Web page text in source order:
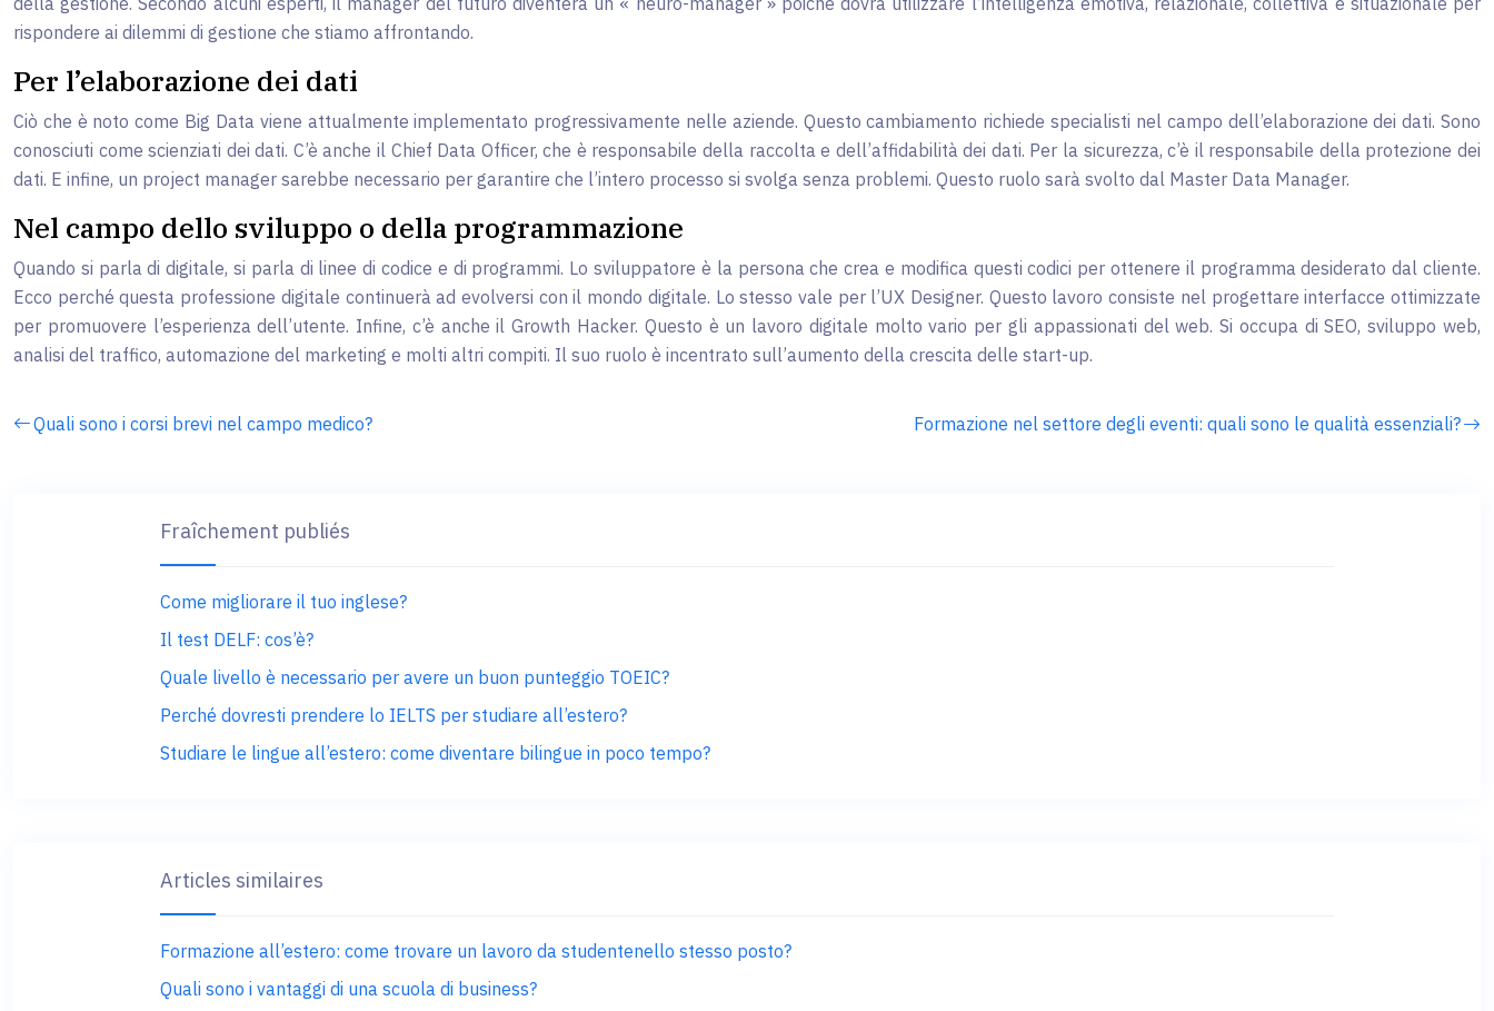
rispondere ai dilemmi di gestione che stiamo affrontando.
Per l’elaborazione dei dati
Ciò che è noto come Big Data viene attualmente implementato progressivamente nelle aziende. Questo cambiamento richiede specialisti nel campo dell’elaborazione dei dati. Sono
conosciuti come scienziati dei dati. C’è anche il Chief Data Officer, che è responsabile della raccolta e dell’affidabilità dei dati. Per la sicurezza, c’è il responsabile della protezione dei
dati. E infine, un project manager sarebbe necessario per garantire che l’intero processo si svolga senza problemi. Questo ruolo sarà svolto dal Master Data Manager.
Nel campo dello sviluppo o della programmazione
Quando si parla di digitale, si parla di linee di codice e di programmi. Lo sviluppatore è la persona che crea e modifica questi codici per ottenere il programma desiderato dal cliente.
Ecco perché questa professione digitale continuerà ad evolversi con il mondo digitale. Lo stesso vale per l’UX Designer. Questo lavoro consiste nel progettare interfacce ottimizzate
per promuovere l’esperienza dell’utente. Infine, c’è anche il Growth Hacker. Questo è un lavoro digitale molto vario per gli appassionati del web. Si occupa di SEO, sviluppo web,
analisi del traffico, automazione del marketing e molti altri compiti. Il suo ruolo è incentrato sull’aumento della crescita delle start-up.
Quali sono i corsi brevi nel campo medico? Formazione nel settore degli eventi: quali sono le qualità essenziali?
Fraîchement publiés
Come migliorare il tuo inglese?
Il test DELF: cos’è?
Quale livello è necessario per avere un buon punteggio TOEIC?
Perché dovresti prendere lo IELTS per studiare all’estero?
Studiare le lingue all’estero: come diventare bilingue in poco tempo?
Articles similaires
Formazione all’estero: come trovare un lavoro da studentenello stesso posto?
Quali sono i vantaggi di una scuola di business?